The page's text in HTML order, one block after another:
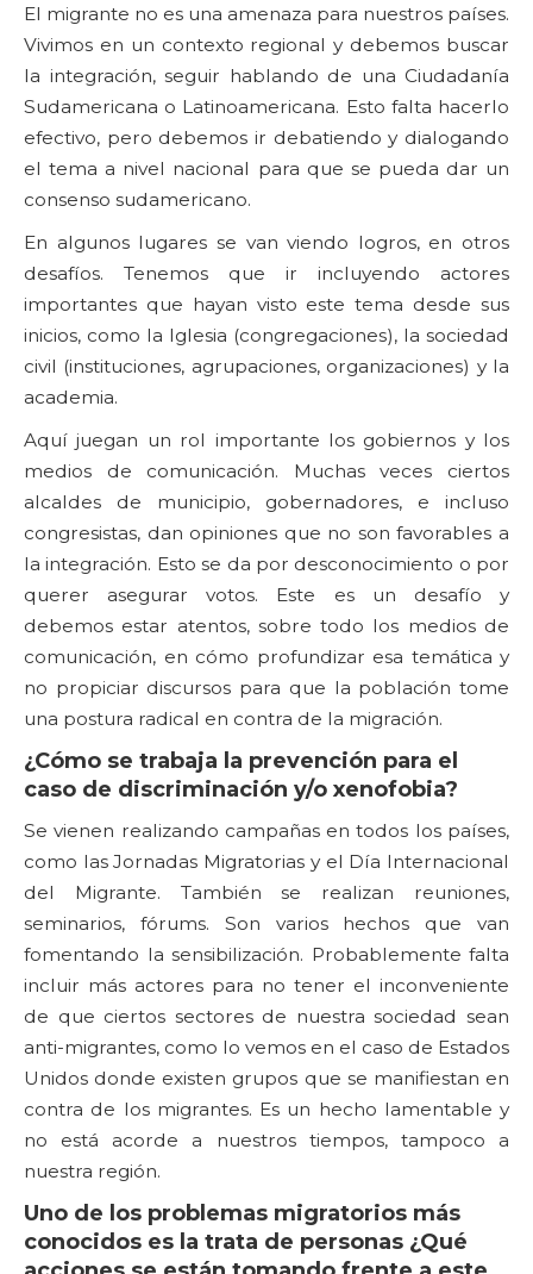
El migrante no es una amenaza para nuestros países.
Vivimos en un contexto regional y debemos buscar
la integración, seguir hablando de una Ciudadanía
Sudamericana o Latinoamericana. Esto falta hacerlo
efectivo, pero debemos ir debatiendo y dialogando
el tema a nivel nacional para que se pueda dar un
consenso sudamericano.
En algunos lugares se van viendo logros, en otros
desafíos. Tenemos que ir incluyendo actores
importantes que hayan visto este tema desde sus
inicios, como la Iglesia (congregaciones), la sociedad
civil (instituciones, agrupaciones, organizaciones) y la
academia.
Aquí juegan un rol importante los gobiernos y los
medios de comunicación. Muchas veces ciertos
alcaldes de municipio, gobernadores, e incluso
congresistas, dan opiniones que no son favorables a
la integración. Esto se da por desconocimiento o por
querer asegurar votos. Este es un desafío y
debemos estar atentos, sobre todo los medios de
comunicación, en cómo profundizar esa temática y
no propiciar discursos para que la población tome
una postura radical en contra de la migración.
¿Cómo se trabaja la prevención para el
caso de discriminación y/o xenofobia?
Se vienen realizando campañas en todos los países,
como las Jornadas Migratorias y el Día Internacional
del Migrante. También se realizan reuniones,
seminarios, fórums. Son varios hechos que van
fomentando la sensibilización. Probablemente falta
incluir más actores para no tener el inconveniente
de que ciertos sectores de nuestra sociedad sean
anti-migrantes, como lo vemos en el caso de Estados
Unidos donde existen grupos que se manifiestan en
contra de los migrantes. Es un hecho lamentable y
no está acorde a nuestros tiempos, tampoco a
nuestra región.
Uno de los problemas migratorios más
conocidos es la trata de personas ¿Qué